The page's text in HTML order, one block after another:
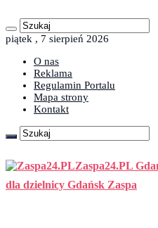
piątek , 7 sierpień 2026
O nas
Reklama
Regulamin Portalu
Mapa strony
Kontakt
Zaspa24.PL
dla dzielnicy Gdańsk Zaspa